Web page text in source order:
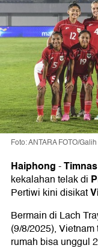
Foto: ANTARA FOTO/
Haiphong-
kekalahan telak di
Pertiwi kini disikat
Bermain di Lach
(9/8/2025),
rumah bisa unggul